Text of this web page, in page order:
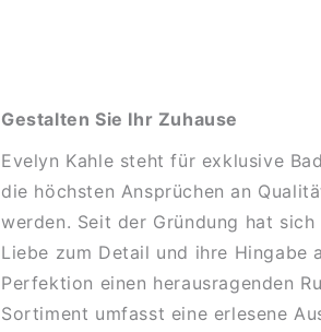
Gestalten Sie Ihr Zuhause
Evelyn Kahle steht für exklusive
die höchsten Ansprüchen an
werden. Seit der Gründung hat
Liebe zum Detail und ihre Hingabe
Perfektion einen herausragenden
Sortiment umfasst eine erlesene